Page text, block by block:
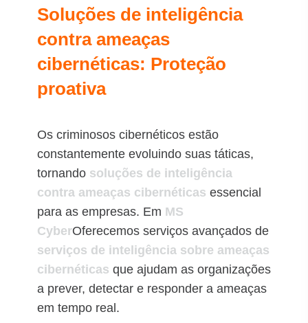
Soluções de inteligência
contra ameaças
cibernéticas: Proteção
proativa
Os criminosos cibernéticos estão
constantemente evoluindo suas táticas,
tornando soluções de inteligência
contra ameaças cibernéticas essencial
para as empresas. Em MS
CyberOferecemos serviços avançados de
serviços de inteligência sobre ameaças
cibernéticas que ajudam as organizações
a prever, detectar e responder a ameaças
em tempo real.